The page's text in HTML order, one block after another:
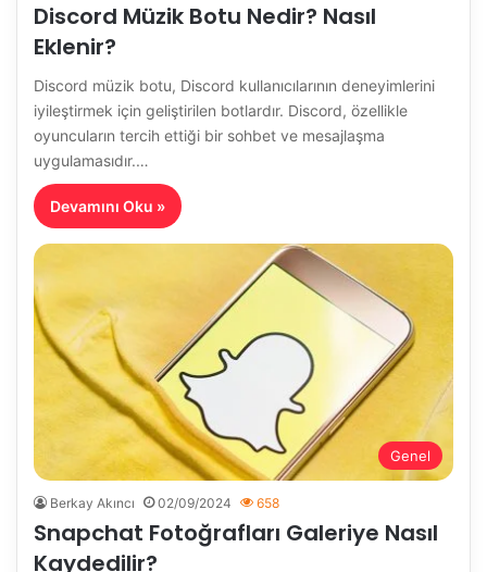
Discord Müzik Botu Nedir? Nasıl
Eklenir?
Discord müzik botu, Discord kullanıcılarının deneyimlerini
iyileştirmek için geliştirilen botlardır. Discord, özellikle
oyuncuların tercih ettiği bir sohbet ve mesajlaşma
uygulamasıdır.…
Devamını Oku »
Genel
Berkay Akıncı 02/09/2024 658
Snapchat Fotoğrafları Galeriye Nasıl
Kaydedilir?